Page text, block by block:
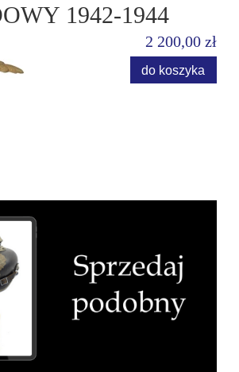
1942-1944
2 200,00 zł
do koszyka